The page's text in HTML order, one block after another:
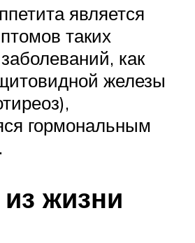
является
таких
как
железы
гормональным
жизни